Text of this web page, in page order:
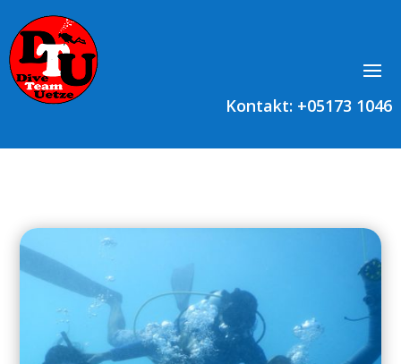
Kontakt: +05173 1046